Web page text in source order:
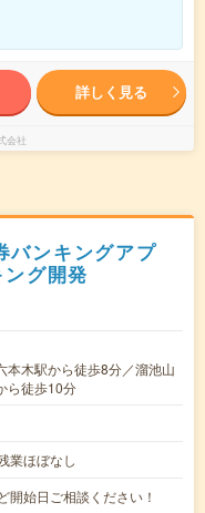
詳しく見る
会社
バンキングアプ
グ開発
本木駅から徒歩8分／溜池山
ら徒歩10分
業ほぼなし
始日ご相談ください！